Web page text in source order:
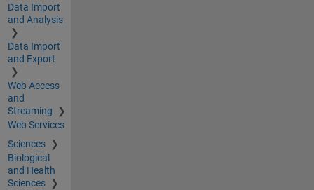
Data Import
and Analysis
Data Import
and Export
Web Access
and
Streaming
Web Services
Sciences
Biological
and Health
Sciences